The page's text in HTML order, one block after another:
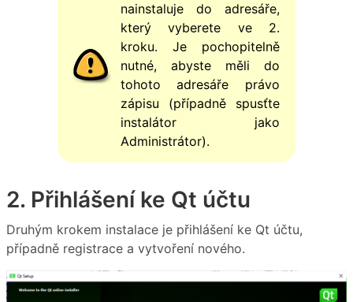
nainstaluje do adresáře,
který vyberete ve 2.
kroku. Je pochopitelně
nutné, abyste měli do
tohoto adresáře právo
zápisu (případně spusťte
instalátor jako
Administrátor).
2. Přihlášení ke Qt účtu
Druhým krokem instalace je přihlášení ke Qt účtu,
případně registrace a vytvoření nového.